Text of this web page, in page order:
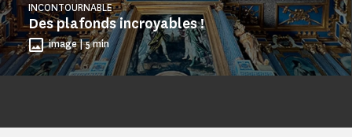
Des plafonds incroyables !
INCONTOURNABLE
image | 5 min